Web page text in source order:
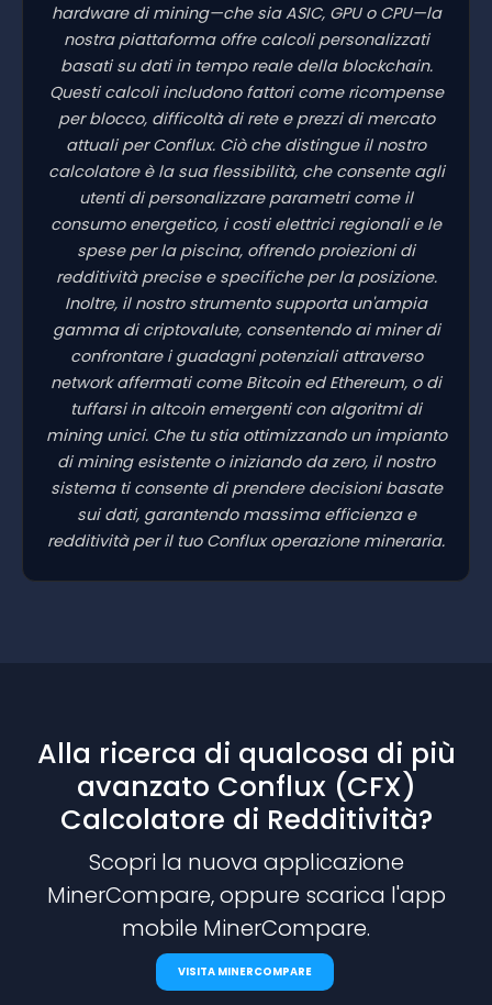
hardware di mining—che sia ASIC, GPU o CPU—la
nostra piattaforma offre calcoli personalizzati
basati su dati in tempo reale della blockchain.
Questi calcoli includono fattori come ricompense
per blocco, difficoltà di rete e prezzi di mercato
attuali per Conflux. Ciò che distingue il nostro
calcolatore è la sua flessibilità, che consente agli
utenti di personalizzare parametri come il
consumo energetico, i costi elettrici regionali e le
spese per la piscina, offrendo proiezioni di
redditività precise e specifiche per la posizione.
Inoltre, il nostro strumento supporta un'ampia
gamma di criptovalute, consentendo ai miner di
confrontare i guadagni potenziali attraverso
network affermati come Bitcoin ed Ethereum, o di
tuffarsi in altcoin emergenti con algoritmi di
mining unici. Che tu stia ottimizzando un impianto
di mining esistente o iniziando da zero, il nostro
sistema ti consente di prendere decisioni basate
sui dati, garantendo massima efficienza e
redditività per il tuo Conflux operazione mineraria.
Alla ricerca di qualcosa di più
avanzato Conflux (CFX)
Calcolatore di Redditività?
Scopri la nuova applicazione
MinerCompare, oppure scarica l'app
mobile MinerCompare.
VISITA MINERCOMPARE